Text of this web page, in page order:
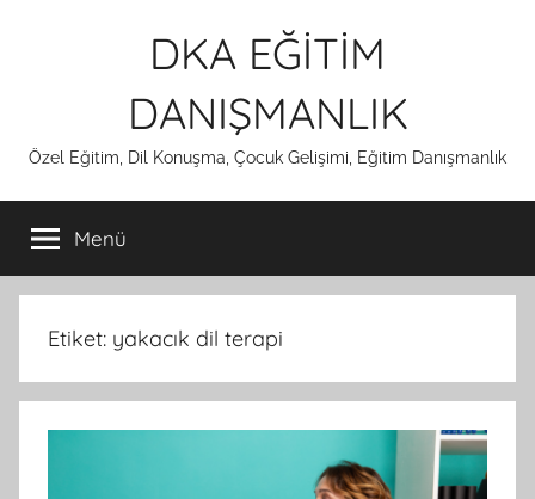
DKA EĞİTİM
DANIŞMANLIK
Özel Eğitim, Dil Konuşma, Çocuk Gelişimi, Eğitim Danışmanlık
Menü
Etiket: yakacık dil terapi